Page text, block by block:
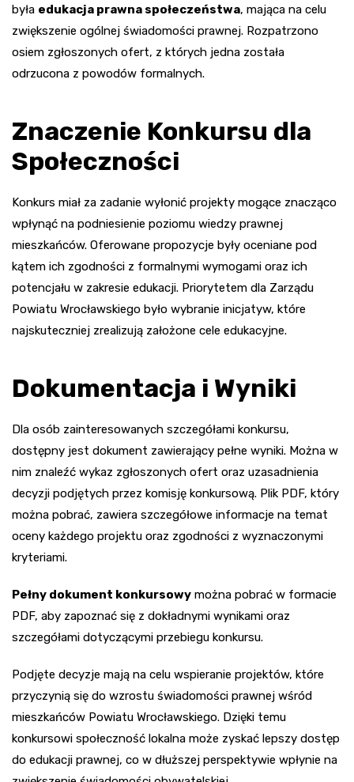
była edukacja prawna społeczeństwa, mająca na celu
zwiększenie ogólnej świadomości prawnej. Rozpatrzono
osiem zgłoszonych ofert, z których jedna została
odrzucona z powodów formalnych.
Znaczenie Konkursu dla
Społeczności
Konkurs miał za zadanie wyłonić projekty mogące znacząco
wpłynąć na podniesienie poziomu wiedzy prawnej
mieszkańców. Oferowane propozycje były oceniane pod
kątem ich zgodności z formalnymi wymogami oraz ich
potencjału w zakresie edukacji. Priorytetem dla Zarządu
Powiatu Wrocławskiego było wybranie inicjatyw, które
najskuteczniej zrealizują założone cele edukacyjne.
Dokumentacja i Wyniki
Dla osób zainteresowanych szczegółami konkursu,
dostępny jest dokument zawierający pełne wyniki. Można w
nim znaleźć wykaz zgłoszonych ofert oraz uzasadnienia
decyzji podjętych przez komisję konkursową. Plik PDF, który
można pobrać, zawiera szczegółowe informacje na temat
oceny każdego projektu oraz zgodności z wyznaczonymi
kryteriami.
Pełny dokument konkursowy można pobrać w formacie
PDF, aby zapoznać się z dokładnymi wynikami oraz
szczegółami dotyczącymi przebiegu konkursu.
Podjęte decyzje mają na celu wspieranie projektów, które
przyczynią się do wzrostu świadomości prawnej wśród
mieszkańców Powiatu Wrocławskiego. Dzięki temu
konkursowi społeczność lokalna może zyskać lepszy dostęp
do edukacji prawnej, co w dłuższej perspektywie wpłynie na